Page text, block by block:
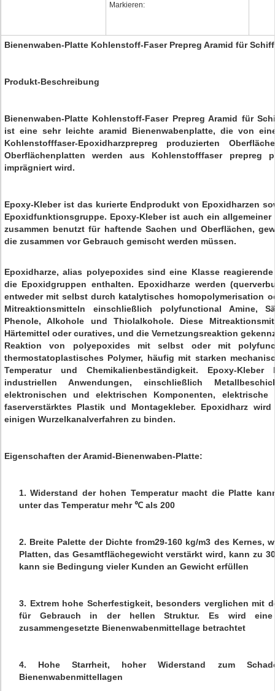
Markieren:
Bienenwaben-Platte Kohlenstoff-Faser Prepreg Aramid für
Produkt-Beschreibung
Bienenwaben-Platte Kohlenstoff-Faser Prepreg Aramid für
ist eine sehr leichte aramid Bienenwabenplatte, die von
Kohlenstofffaser-Epoxidharzprepreg produzierten
Oberflächenplatten werden aus Kohlenstofffaser prepreg
imprägniert wird.
Epoxy-Kleber ist das kurierte Endprodukt von Epoxidharzen
Epoxidfunktionsgruppe. Epoxy-Kleber ist auch ein allgemeiner
zusammen benutzt für haftende Sachen und Oberflächen,
die zusammen vor Gebrauch gemischt werden müssen.
Epoxidharze, alias polyepoxides sind eine Klasse
die Epoxidgruppen enthalten. Epoxidharze werden
entweder mit selbst durch katalytisches homopolymerisation
Mitreaktionsmitteln einschließlich polyfunctional Amine,
Phenole, Alkohole und Thiolalkohole. Diese
Härtemittel oder curatives, und die Vernetzungsreaktion
Reaktion von polyepoxides mit selbst oder mit
thermostatoplastisches Polymer, häufig mit starken
Temperatur und Chemikalienbeständigkeit. Epoxy-
industriellen Anwendungen, einschließlich
elektronischen und elektrischen Komponenten, elektrische
faserverstärktes Plastik und Montagekleber. Epoxidharz
einigen Wurzelkanalverfahren zu binden.
Eigenschaften der Aramid-Bienenwaben-Platte:
1. Widerstand der hohen Temperatur macht die Platte
unter das Temperatur mehr ℃ als 200
2. Breite Palette der Dichte from29-160 kg/m3 des Kernes,
Platten, das Gesamtflächegewicht verstärkt wird, kann zu
kann sie Bedingung vieler Kunden an Gewicht erfüllen
3. Extrem hohe Scherfestigkeit, besonders verglichen mit
für Gebrauch in der hellen Struktur. Es wird
zusammengesetzte Bienenwabenmittellage betrachtet
4. Hohe Starrheit, hoher Widerstand zum
Bienenwabenmittellagen